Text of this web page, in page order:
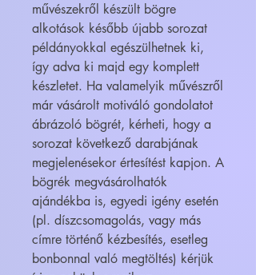
művészekről készült bögre
alkotások később újabb sorozat
példányokkal egészülhetnek ki,
így adva ki majd egy komplett
készletet. Ha valamelyik művészről
már vásárolt motiváló gondolatot
ábrázoló bögrét, kérheti, hogy a
sorozat következő darabjának
megjelenésekor értesítést kapjon. A
bögrék megvásárolhatók
ajándékba is, egyedi igény esetén
(pl. díszcsomagolás, vagy más
címre történő kézbesítés, esetleg
bonbonnal való megtöltés) kérjük